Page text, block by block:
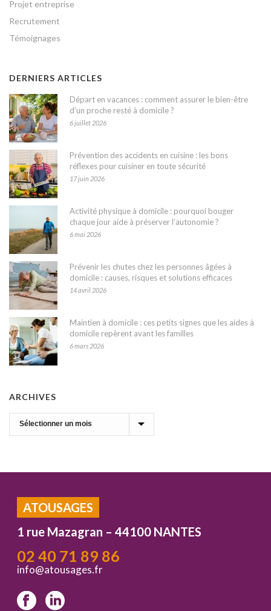
Projet entreprise
Recrutement
Témoignages
DERNIERS ARTICLES
Départ en vacances : comment assurer le bien-être
d’un proche resté à domicile ?
6 juillet 2026
Prévention des accidents en cuisine : les bons
réflexes pour cuisiner en toute sécurité
17 juin 2026
Activité physique à domicile : pourquoi bouger
chaque jour aide à préserver l’autonomie ?
6 mai 2026
Prévenir les chutes chez les personnes âgées à
domicile : causes, risques et solutions efficaces
14 avril 2026
Maintien à domicile : ces petits signes que les aides à
domicile repèrent avant les familles
6 mars 2026
ARCHIVES
Archives
ATOUSAGES
1 rue Mazagran – 44100 NANTES
02 40 71 89 86
info@atousages.fr